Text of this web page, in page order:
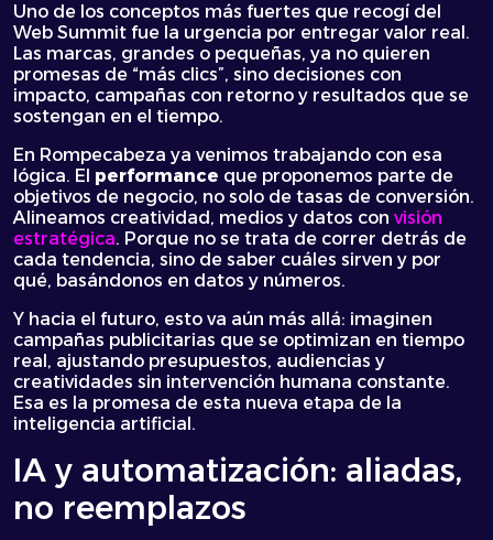
Uno de los conceptos más fuertes que recogí del
Web Summit fue la urgencia por entregar valor real.
Las marcas, grandes o pequeñas, ya no quieren
promesas de “más clics”, sino decisiones con
impacto, campañas con retorno y resultados que se
sostengan en el tiempo.
En Rompecabeza ya venimos trabajando con esa
lógica. El performance que proponemos parte de
objetivos de negocio, no solo de tasas de conversión.
Alineamos creatividad, medios y datos con visión
estratégica. Porque no se trata de correr detrás de
cada tendencia, sino de saber cuáles sirven y por
qué, basándonos en datos y números.
Y hacia el futuro, esto va aún más allá: imaginen
campañas publicitarias que se optimizan en tiempo
real, ajustando presupuestos, audiencias y
creatividades sin intervención humana constante.
Esa es la promesa de esta nueva etapa de la
inteligencia artificial.
IA y automatización: aliadas,
no reemplazos